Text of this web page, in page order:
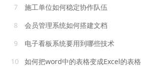
7
施工单位如何稳定协作队伍
8
会员管理系统如何搭建文档
9
电子看板系统要用到哪些技术
10
如何把word中的表格变成Excel的表格